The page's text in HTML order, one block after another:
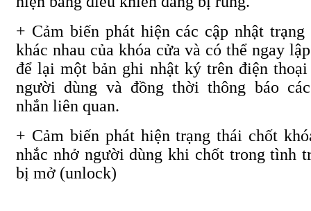
+ Cảm biến phát hiện các cập nhật trạng
khác nhau của khóa cửa và có thể ngay
để lại một bản ghi nhật ký trên điện thoại
người dùng và đồng thời thông báo
nhắn liên quan.
+ Cảm biến phát hiện trạng thái chốt
nhắc nhở người dùng khi chốt trong tình
bị mở (unlock)